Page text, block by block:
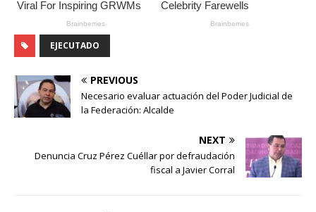
EJECUTADO
PREVIOUS
Necesario evaluar actuación del Poder Judicial de
la Federación: Alcalde
NEXT
Denuncia Cruz Pérez Cuéllar por defraudación
fiscal a Javier Corral